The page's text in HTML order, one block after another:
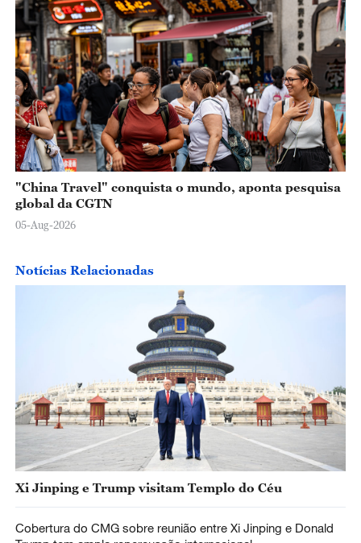
"China Travel" conquista o mundo, aponta pesquisa
global da CGTN
05-Aug-2026
Notícias Relacionadas
Xi Jinping e Trump visitam Templo do Céu
Cobertura do CMG sobre reunião entre Xi Jinping e Donald